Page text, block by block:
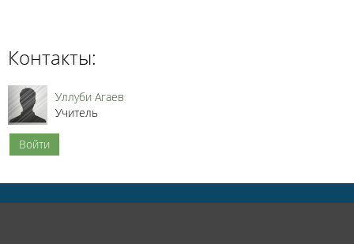
Контакты:
Уллуби Агаев
Учитель
Войти